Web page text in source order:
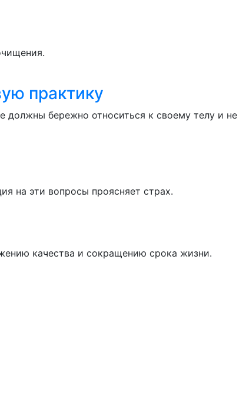
практику
должны бережно относиться к своему телу и не
на эти вопросы проясняет страх.
качества и сокращению срока жизни.